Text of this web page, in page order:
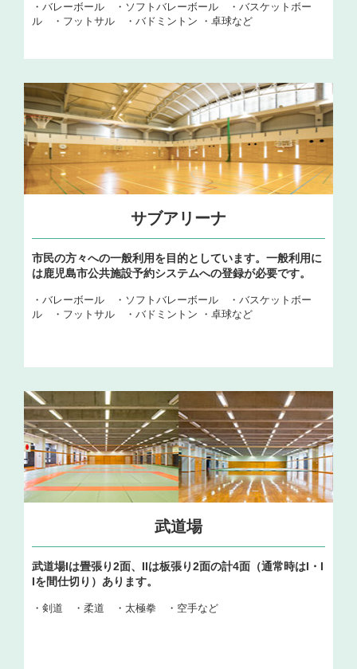
・バレーボール ・ソフトバレーボール ・バスケットボー
ル ・フットサル ・バドミントン ・卓球など
サブアリーナ
市民の方々への一般利用を目的としています。一般利用に
は鹿児島市公共施設予約システムへの登録が必要です。
・バレーボール ・ソフトバレーボール ・バスケットボー
ル ・フットサル ・バドミントン ・卓球など
武道場
武道場Iは畳張り2面、IIは板張り2面の計4面（通常時はI・I
Iを間仕切り）あります。
・剣道 ・柔道 ・太極拳 ・空手など